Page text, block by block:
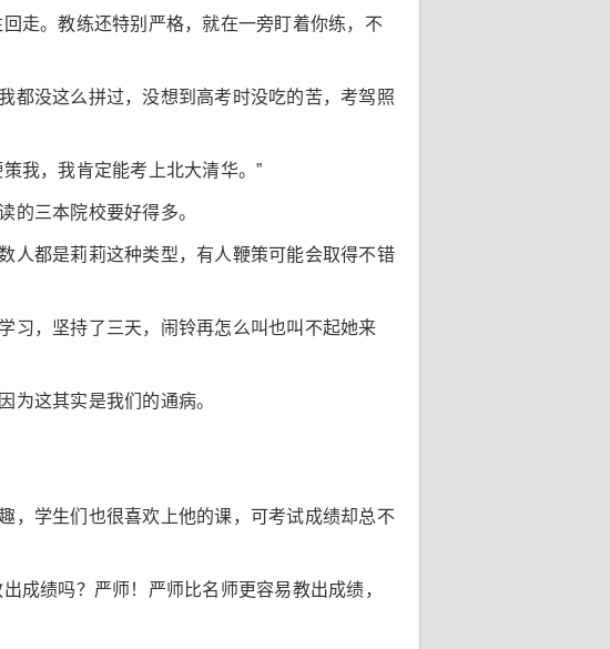
走。教练还特别严格，就在一旁盯着你练，不
都没这么拼过，没想到高考时没吃的苦，考驾照
我，我肯定能考上北大清华。”
的三本院校要好得多。
人都是莉莉这种类型，有人鞭策可能会取得不错
习，坚持了三天，闹铃再怎么叫也叫不起她来
为这其实是我们的通病。
，学生们也很喜欢上他的课，可考试成绩却总不
成绩吗？严师！严师比名师更容易教出成绩，